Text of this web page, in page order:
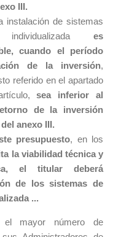
III.
instalación de sistemas
es
cuando el período
de la inversión,
referido en el apartado
sea inferior al
de la inversión
anexo III.
presupuesto, en los
la viabilidad técnica y
el titular deberá
de los sistemas de
...
mayor número de